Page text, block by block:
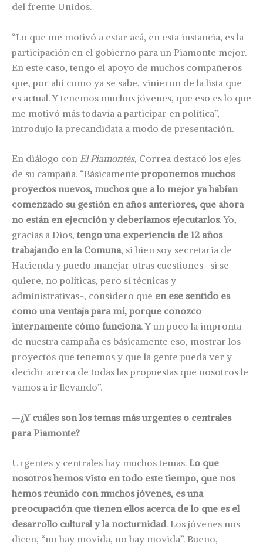
del frente Unidos.
“Lo que me motivó a estar acá, en esta instancia, es la
participación en el gobierno para un Piamonte mejor.
En este caso, tengo el apoyo de muchos compañeros
que, por ahí como ya se sabe, vinieron de la lista que
es actual. Y tenemos muchos jóvenes, que eso es lo que
me motivó más todavía a participar en política”,
introdujo la precandidata a modo de presentación.
En diálogo con El Piamontés, Correa destacó los ejes
de su campaña. “Básicamenteproponemos muchos
proyectos nuevos, muchos que a lo mejor ya habían
comenzado su gestión en años anteriores, que ahora
no están en ejecución y deberíamos ejecutarlos. Yo,
gracias a Dios, tengo una experiencia de 12 años
trabajando en la Comuna, si bien soy secretaria de
Hacienda y puedo manejar otras cuestiones -si se
quiere, no políticas, pero sí técnicas y
administrativas-, considero que en ese sentido es
como una ventaja para mí, porque conozco
internamente cómo funciona. Y un poco la impronta
de nuestra campaña es básicamente eso, mostrar los
proyectos que tenemos y que la gente pueda ver y
decidir acerca de todas las propuestas que nosotros le
vamos a ir llevando”.
—¿Y cuáles son los temas más urgentes o centrales
para Piamonte?
Urgentes y centrales hay muchos temas. Lo que
nosotros hemos visto en todo este tiempo, que nos
hemos reunido con muchos jóvenes, es una
preocupación que tienen ellos acerca de lo que es el
desarrollo cultural y la nocturnidad. Los jóvenes nos
dicen, “no hay movida, no hay movida”. Bueno,